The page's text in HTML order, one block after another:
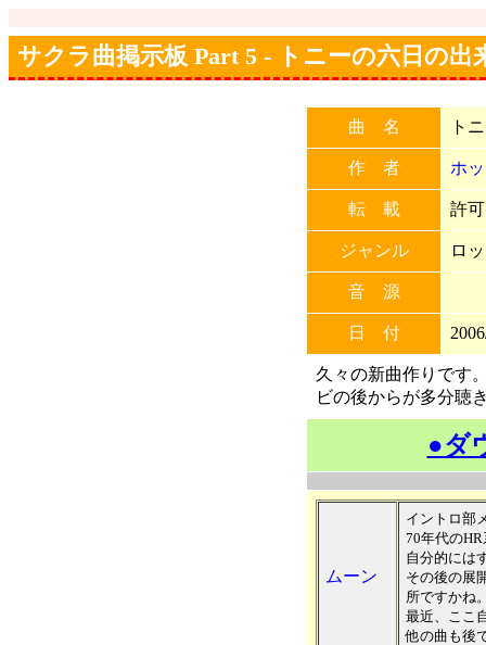
サクラ曲掲示板 Part 5 - トニーの六日の出
曲 名 ト
作 者 ホ
転 載 許
ジャンル ロ
音 源
日 付
久々の新曲作りで
ビの後からが多分聴
●ダ
ムーン
イントロ部
70年代の
自分的には
その後の展
所ですかね
最近、ここ
他の曲も後